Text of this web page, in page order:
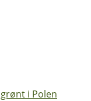
i Polen